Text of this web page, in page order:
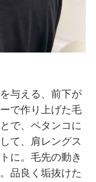
与える、前下が
で作り上げた毛
で、ペタンコに
て、肩レングス
に。毛先の動き
品良く垢抜けた